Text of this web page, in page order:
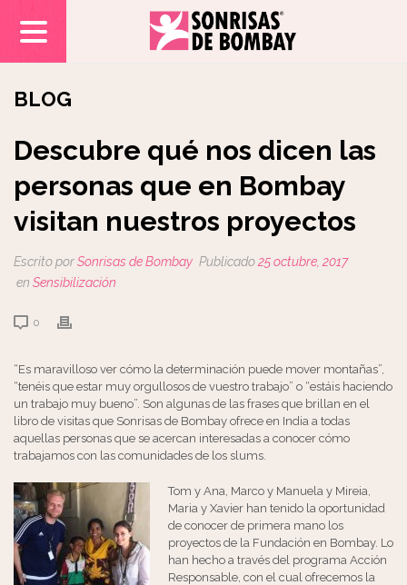
BLOG
Descubre qué nos dicen las
personas que en Bombay
visitan nuestros proyectos
Escrito porSonrisas de Bombay Publicado25 octubre, 2017
en Sensibilización
0
“Es maravilloso ver cómo la determinación puede mover montañas”,
“tenéis que estar muy orgullosos de vuestro trabajo” o “estáis haciendo
un trabajo muy bueno”. Son algunas de las frases que brillan en el
libro de visitas que Sonrisas de Bombay ofrece en India a todas
aquellas personas que se acercan interesadas a conocer cómo
trabajamos con las comunidades de los slums.
Tom y Ana, Marco y Manuela y Mireia,
Maria y Xavier han tenido la oportunidad
de conocer de primera mano los
proyectos de la Fundación en Bombay. Lo
han hecho a través del programa Acción
Responsable, con el cual ofrecemos la